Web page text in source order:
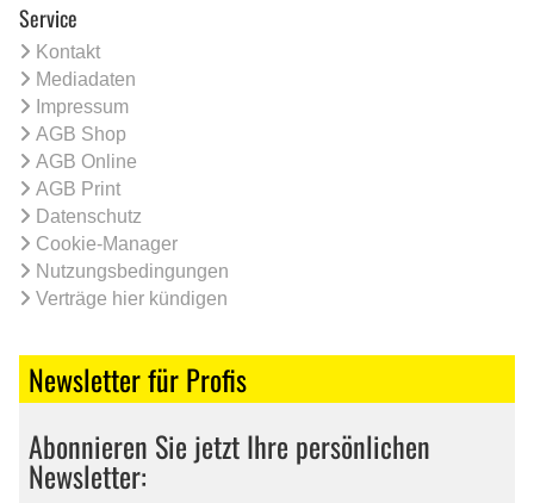
Service
Kontakt
Mediadaten
Impressum
AGB Shop
AGB Online
AGB Print
Datenschutz
Cookie-Manager
Nutzungsbedingungen
Verträge hier kündigen
Newsletter für Profis
Abonnieren Sie jetzt Ihre persönlichen
Newsletter: